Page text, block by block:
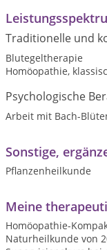
Traditionelle und
Blutegeltherapie
Homöopathie,
Psychologische
Arbeit mit Bach-
Sonstige,
Pflanzenheilkunde
Meine
Homöopathie-
Naturheilkunde von